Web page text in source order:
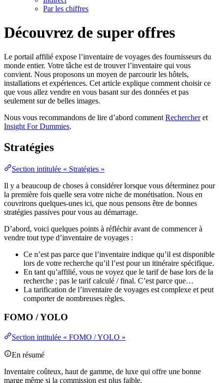
Par les chiffres
Découvrez de super offres
Le portail affilié expose l’inventaire de voyages des fournisseurs du
monde entier. Votre tâche est de trouver l’inventaire qui vous
convient. Nous proposons un moyen de parcourir les hôtels,
installations et expériences. Cet article explique comment choisir ce
que vous allez vendre en vous basant sur des données et pas
seulement sur de belles images.
Nous vous recommandons de lire d’abord comment Rechercheret
Insight For Dummies.
Stratégies
Section intitulée « Stratégies »
Il y a beaucoup de choses à considérer lorsque vous déterminez pour
la première fois quelle sera votre niche de monétisation. Nous en
couvrirons quelques-unes ici, que nous pensons être de bonnes
stratégies passives pour vous au démarrage.
D’abord, voici quelques points à réfléchir avant de commencer à
vendre tout type d’inventaire de voyages :
Ce n’est pas parce que l’inventaire indique qu’il est disponible
lors de votre recherche qu’il l’est pour un itinéraire spécifique.
En tant qu’affilié, vous ne voyez que le tarif de base lors de la
recherche ; pas le tarif calculé / final. C’est parce que…
La tarification de l’inventaire de voyages est complexe et peut
comporter de nombreuses règles.
FOMO / YOLO
Section intitulée « FOMO / YOLO »
En résumé
Inventaire coûteux, haut de gamme, de luxe qui offre une bonne
marge même si la commission est plus faible.